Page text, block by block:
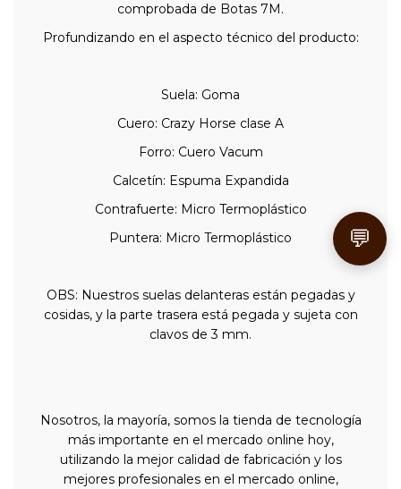
comprobada de Botas 7M.
Profundizando en el aspecto técnico del producto:
Suela: Goma
Cuero: Crazy Horse clase A
Forro: Cuero Vacum
Calcetín: Espuma Expandida
Contrafuerte: Micro Termoplástico
Puntera: Micro Termoplástico
OBS: Nuestros suelas delanteras están pegadas y
cosidas, y la parte trasera está pegada y sujeta con
clavos de 3 mm.
Nosotros, la mayoría, somos la tienda de tecnología
más importante en el mercado online hoy,
utilizando la mejor calidad de fabricación y los
mejores profesionales en el mercado online,
💬